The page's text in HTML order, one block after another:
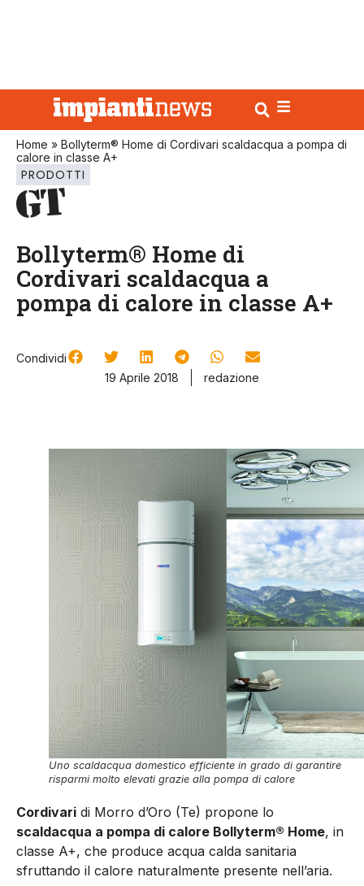
Home » Bollyterm® Home di Cordivari scaldacqua a pompa di
calore in classe A+
PRODOTTI
Bollyterm® Home di
Cordivari scaldacqua a
pompa di calore in classe A+
Condividi
19 Aprile 2018
redazione
Uno scaldacqua domestico efficiente in grado di garantire
risparmi molto elevati grazie alla pompa di calore
Cordivari di Morro d’Oro (Te) propone lo
scaldacqua a pompa di calore Bollyterm® Home, in
classe A+, che produce acqua calda sanitaria
sfruttando il calore naturalmente presente nell’aria.